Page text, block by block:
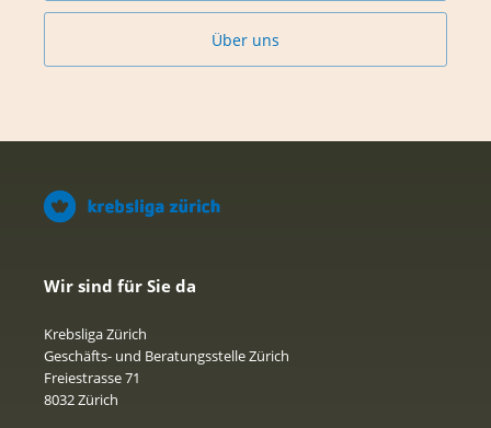
Über uns
Wir sind für Sie da
Krebsliga Zürich
Geschäfts- und Beratungsstelle Zürich
Freiestrasse 71
8032 Zürich